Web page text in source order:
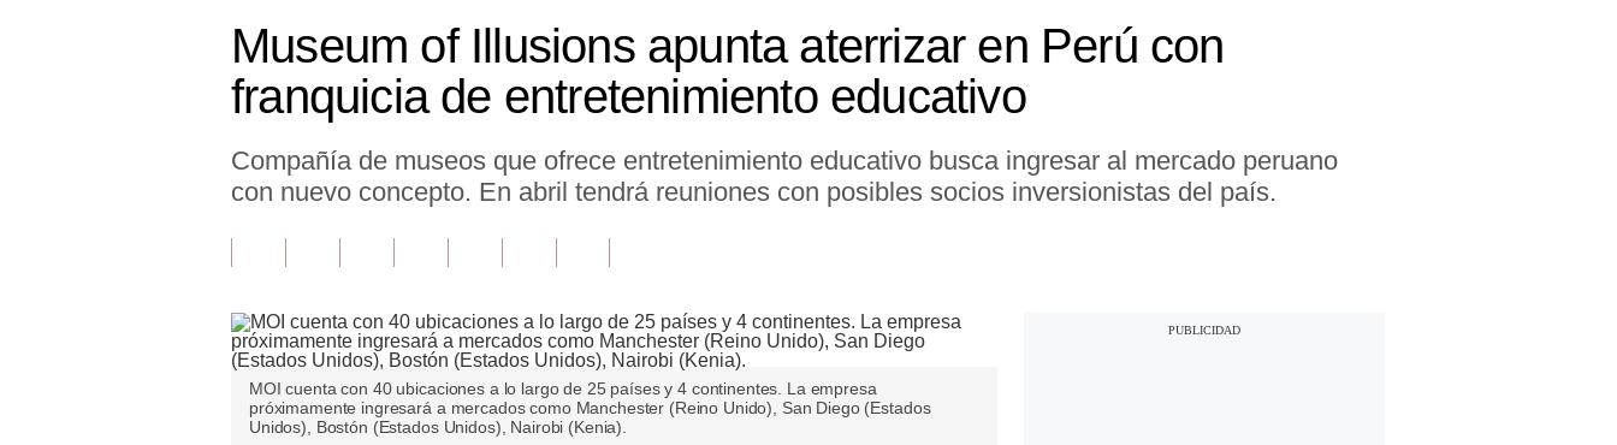
Museum of Illusions apunta aterrizar en Perú con
franquicia de entretenimiento educativo
Compañía de museos que ofrece entretenimiento educativo busca ingresar al mercado peruano
con nuevo concepto. En abril tendrá reuniones con posibles socios inversionistas del país.
MOI cuenta con 40 ubicaciones a lo largo de 25 países y 4 continentes. La empresa
próximamente ingresará a mercados como Manchester (Reino Unido), San Diego (Estados
Unidos), Bostón (Estados Unidos), Nairobi (Kenia).